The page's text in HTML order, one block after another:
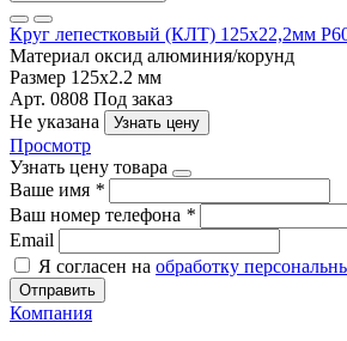
Круг лепестковый (КЛТ) 125х22,2мм
Материал оксид алюминия/корунд
Размер 125x2.2 мм
Арт. 0808 Под заказ
Не указана
Узнать цену
Просмотр
Узнать цену товара
Ваше имя *
Ваш номер телефона *
Email
Я согласен на обработку
Отправить
Компания